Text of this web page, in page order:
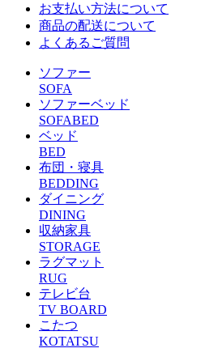
お支払い方法について
商品の配送について
よくあるご質問
ソファー
SOFA
ソファーベッド
SOFABED
ベッド
BED
布団・寝具
BEDDING
ダイニング
DINING
収納家具
STORAGE
ラグマット
RUG
テレビ台
TV BOARD
こたつ
KOTATSU